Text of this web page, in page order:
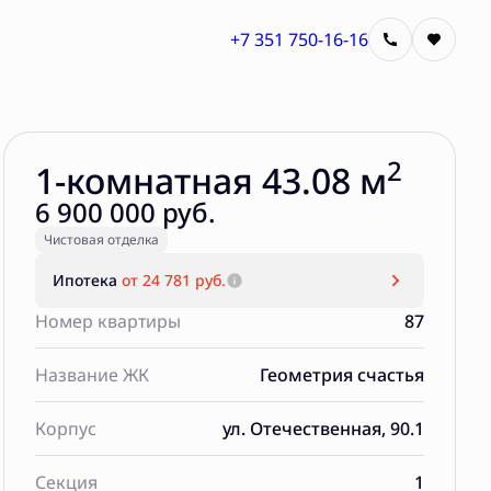
+7 351 750-16-16
Забронировать
1-комнатная 43.08 м2
6 900 000 руб.
Чистовая отделка
Ипотека от 24 781 руб.
Номер квартиры 87
Название ЖК Геометрия счастья
Корпус ул. Отечественная, 90.1
Секция 1